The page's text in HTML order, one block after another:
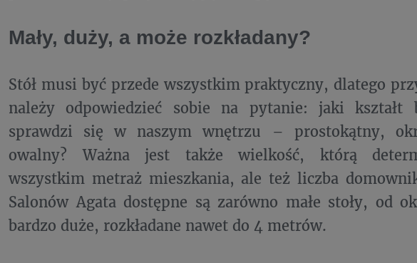
Mały, duży, a może rozkładany?
Stół musi być przede wszystkim praktyczny, dlatego
należy odpowiedzieć sobie na pytanie: jaki kształt
sprawdzi się w naszym wnętrzu – prostokątny,
owalny? Ważna jest także wielkość, którą
wszystkim metraż mieszkania, ale też liczba
Salonów Agata dostępne są zarówno małe stoły, od
bardzo duże, rozkładane nawet do 4 metrów.